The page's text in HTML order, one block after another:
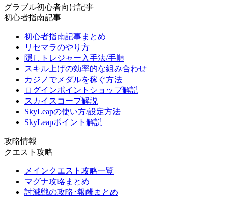
グラブル初心者向け記事
初心者指南記事
初心者指南記事まとめ
リセマラのやり方
隠しトレジャー入手法/手順
スキル上げの効率的な組み合わせ
カジノでメダルを稼ぐ方法
ログインポイントショップ解説
スカイスコープ解説
SkyLeapの使い方/設定方法
SkyLeapポイント解説
攻略情報
クエスト攻略
メインクエスト攻略一覧
マグナ攻略まとめ
討滅戦の攻略･報酬まとめ